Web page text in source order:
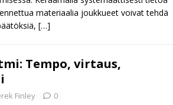
materiaalia joukkueet voivat tehdä
[…]
Tempo, virtaus,
Finley 0